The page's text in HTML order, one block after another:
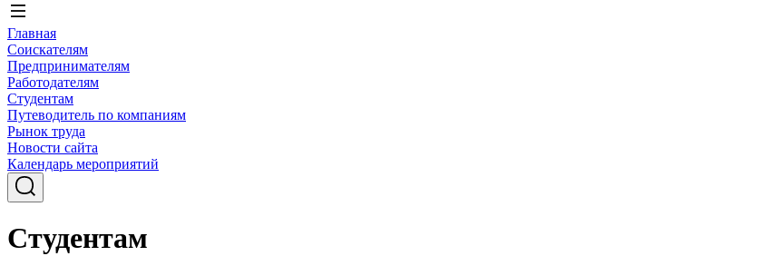
Главная
Соискателям
Предпринимателям
Работодателям
Студентам
Путеводитель по компаниям
Рынок труда
Новости сайта
Календарь мероприятий
Студентам